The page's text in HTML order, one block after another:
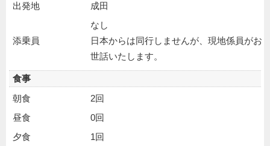
出発地
成田
添乗員
なし
日本からは同行しませんが、現地係員がお
世話いたします。
食事
朝食
2回
昼食
0回
夕食
1回